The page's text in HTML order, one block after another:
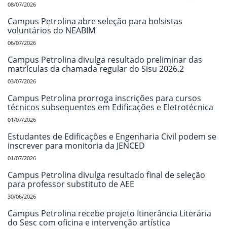
08/07/2026
Campus Petrolina abre seleção para bolsistas
voluntários do NEABIM
06/07/2026
Campus Petrolina divulga resultado preliminar das
matrículas da chamada regular do Sisu 2026.2
03/07/2026
Campus Petrolina prorroga inscrições para cursos
técnicos subsequentes em Edificações e Eletrotécnica
01/07/2026
Estudantes de Edificações e Engenharia Civil podem se
inscrever para monitoria da JENCED
01/07/2026
Campus Petrolina divulga resultado final de seleção
para professor substituto de AEE
30/06/2026
Campus Petrolina recebe projeto Itinerância Literária
do Sesc com oficina e intervenção artística